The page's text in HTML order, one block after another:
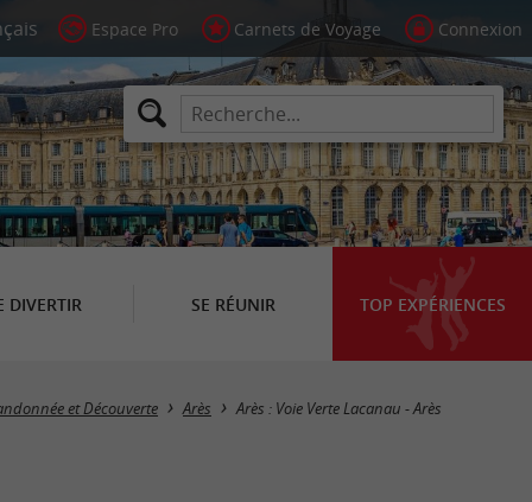
Espace Pro Carnets de Voyage Connexion
DIVERTIR SE RÉUNIR TOP EXPÉRIENCES
et Découverte Arès Arès : Voie Verte Lacanau - Arès